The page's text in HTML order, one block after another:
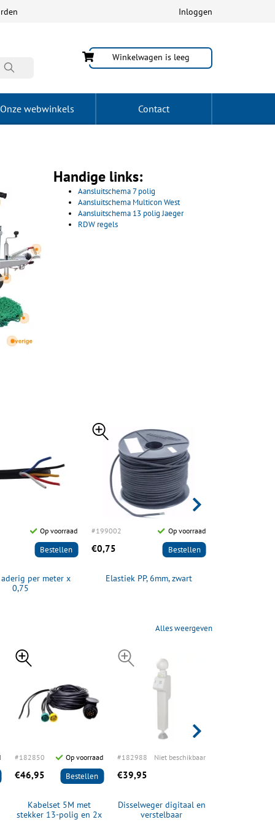
Inloggen
Winkelwagen is leeg
Onze webwinkels Contact
Handige links:
Aansluitschema 7 polig
Aansluitschema Multicon West
Aansluitschema 13 polig Jaeger
RDW regels
Op voorraad
Bestellen
per meter x
0,75
#199002 Op voorraad
€0,75 Bestellen
Elastiek PP, 6mm, zwart
Alles weergeven
#182850 Op voorraad
€46,95 Bestellen
Kabelset 5M met
stekker 13-polig en 2x
#182988 Niet beschikbaar
€39,95
Disselweger digitaal en
verstelbaar